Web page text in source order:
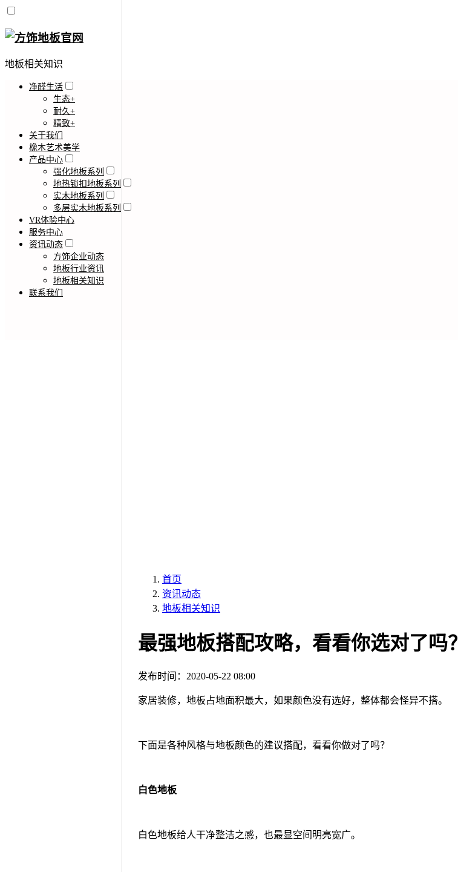
地板相关知识
净醛生活
生态+
耐久+
精致+
关于我们
橡木艺术美学
产品中心
强化地板系列
地热锁扣地板系列
实木地板系列
多层实木地板系列
VR体验中心
服务中心
资讯动态
方饰企业动态
地板行业资讯
地板相关知识
联系我们
首页
资讯动态
地板相关知识
最强地板搭配攻略，看看你选对了吗？
发布时间： 2020-05-22 08:00
家居装修，地板占地面积最大，如果颜色没有选好，整体都会怪异不搭。
下面是各种风格与地板颜色的建议搭配，看看你做对了吗？
白色地板
白色地板给人干净整洁之感，也最显空间明亮宽广。